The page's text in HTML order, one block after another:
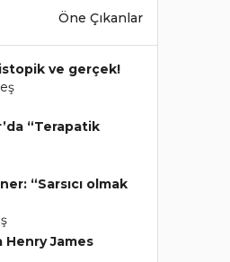
Öne Çıkanlar
ve gerçek!
“Terapatik
“Sarsıcı olmak
Henry James